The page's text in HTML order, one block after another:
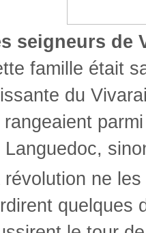
seigneurs de
famille était
du
rangeaient
Languedoc,
révolution ne
quelques